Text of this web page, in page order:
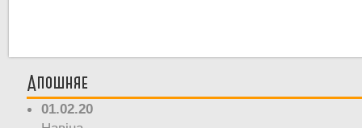
Апошняе
01.02.20